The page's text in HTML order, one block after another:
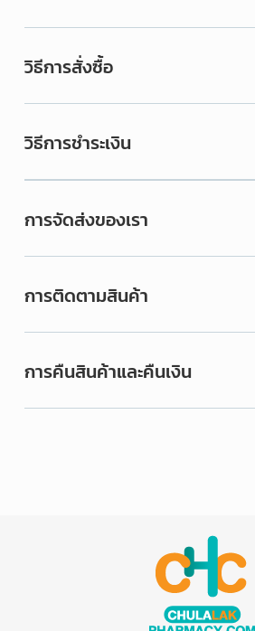
วิธีการสั่งซื้อ
วิธีการชำระเงิน
การจัดส่งของเรา
การติดตามสินค้า
การคืนสินค้าและคืนเงิน